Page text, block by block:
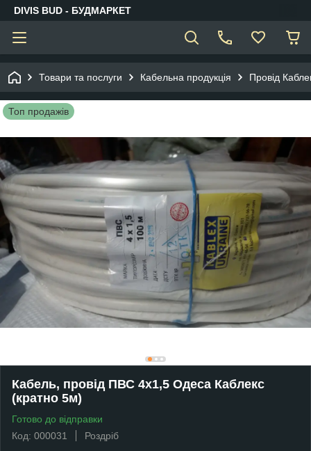
DIVIS BUD - БУДМАРКЕТ
Товари та послуги Кабельна продукція Провід
Топ продажів
Кабель, провід ПВС 4х1,5 Одеса Каблекс
(кратно 5м)
Готово до відправки
Код: 000031
Роздріб